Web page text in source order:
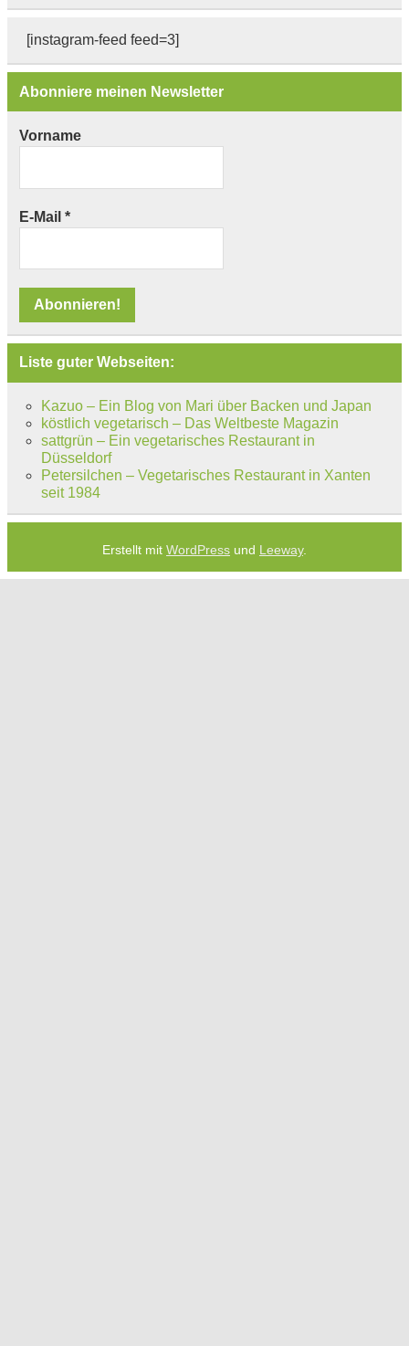
[instagram-feed feed=3]
Abonniere meinen Newsletter
Vorname
E-Mail *
Liste guter Webseiten:
Kazuo – Ein Blog von Mari über Backen und Japan
köstlich vegetarisch – Das Weltbeste Magazin
sattgrün – Ein vegetarisches Restaurant in
Düsseldorf
Petersilchen – Vegetarisches Restaurant in Xanten
seit 1984
Erstellt mit WordPress und Leeway.